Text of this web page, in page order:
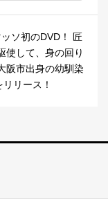
ソ初のDVD！ 匠
使して、身の回り
阪市出身の幼馴染
リース！